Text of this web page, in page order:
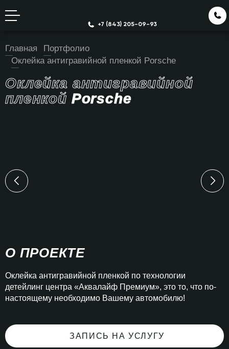
+7 (843) 205-09-93
Главная
Портфолио
Оклейка антигравийной пленкой Porsche
Оклейка антигравийной
пленкой Porsche
О ПРОЕКТЕ
Оклейка антигравийной пленкой по технологии
детейлинг центра «Аквалайф Премиум», это то, что по-
настоящему необходимо Вашему автомобилю!
ЗАПИСЬ НА УСЛУГУ